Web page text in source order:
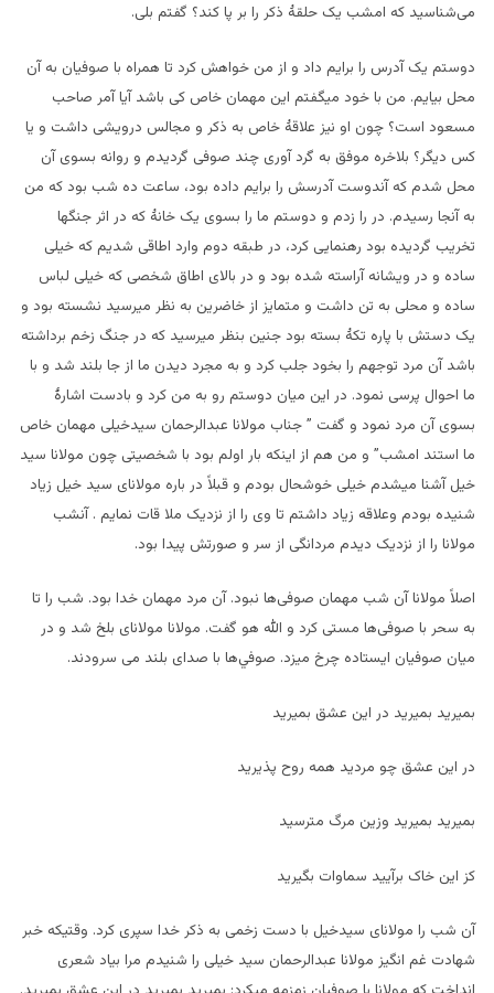
میشناسید که امشب یک حلقۀ ذکر را بر پا کند؟ گفتم بلی.
دوستم یک آدرس را برایم داد و از من خواهش کرد تا همراه با صوفیان به آن
محل بیایم. من با خود میگفتم این مهمان خاص کی باشد آیا آمر صاحب
مسعود است؟ چون او نیز علاقۀ خاص به ذکر و مجالس درویشی داشت و یا
کس دیگر؟ بلاخره موفق به گرد آوری چند صوفی گردیدم و روانه بسوی آن
محل شدم که آندوست آدرسش را برایم داده بود، ساعت ده شب بود که من
به آنجا رسیدم. در را زدم و دوستم ما را بسوی یک خانۀ که در اثر جنگها
تخریب گردیده بود رهنمایی کرد، در طبقه دوم وارد اطاقی شدیم که خیلی
ساده و در ویشانه آراسته شده بود و در بالای اطاق شخصی که خیلی لباس
ساده و محلی به تن داشت و متمایز از خاضرین به نظر میرسید نشسته بود و
یک دستش با پاره تکۀ بسته بود جنین بنظر میرسید که در جنگ زخم برداشته
باشد آن مرد توجهم را بخود جلب کرد و به مجرد دیدن ما از جا بلند شد و با
ما احوال پرسی نمود. در این میان دوستم رو به من کرد و بادست اشارۀ
بسوی آن مرد نمود و گفت ” جناب مولانا عبدالرحمان سیدخیلی مهمان خاص
ما استند امشب” و من هم از اینکه بار اولم بود با شخصیتی چون مولانا سید
خیل آشنا میشدم خیلی خوشحال بودم و قبلاً در باره مولانای سید خیل زیاد
شنیده بودم وعلاقه زیاد داشتم تا وی را از نزدیک ملا قات نمایم . آنشب
مولانا را از نزدیک دیدم مردانگی از سر و صورتش پیدا بود.
اصلاً مولانا آن شب مهمان صوفیها نبود. آن مرد مهمان خدا بود. شب را تا
به سحر با صوفیها مستی کرد و الله هو گفت. مولانا مولانای بلخ شد و در
میان صوفیان ایستاده چرخ میزد. صوفيها با صدای بلند می سرودند.
بمیرید بمیرید در این عشق بمیرید
در این عشق چو مردید همه روح پذیرید
بمیرید بمیرید وزین مرگ مترسید
کز این خاک برآیید سماوات بگیرید
آن شب را مولانای سیدخیل با دست زخمی به ذکر خدا سپری کرد. وقتیکه خبر
شهادت غم انگیز مولانا عبدالرحمان سید خیلی را شنیدم مرا بیاد شعری